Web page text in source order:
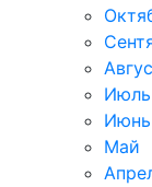
Июль
Июнь
Май